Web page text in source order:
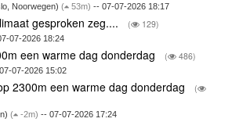
Noorwegen) ( 53m) -- 07-07-2026 18:17
gesproken zeg.... ( 129)
07-2026 18:24
een warme dag donderdag ( 486)
07-2026 15:02
2300m een warme dag donderdag
(
( -2m) -- 07-07-2026 17:24